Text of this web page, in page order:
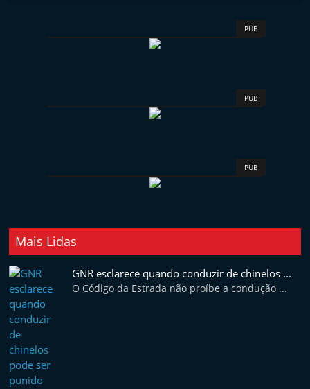
a
e
PUB
PUB
PUB
Mais Lidas
GNR esclarece quando conduzir de chinelos ...
O Código da Estrada não proíbe a condução ...